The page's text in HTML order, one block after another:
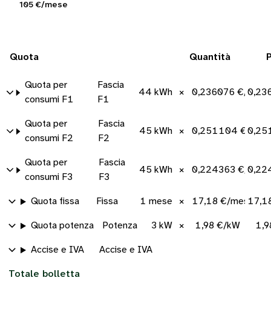
105 €/mese
Quota Quantità
Quota per
consumi F1
Fascia
F1
44 kWh × 0,236076 €/kWh
Quota per
consumi F2
Fascia
F2
45 kWh × 0,251104 €/kWh
Quota per
consumi F3
Fascia
F3
45 kWh × 0,224363 €/kWh
Quota fissa Fissa 1 mese × 17,18 €/mese
Quota potenza Potenza 3 kW × 1,98 €/kW
Accise e IVA Accise e IVA
Totale bolletta